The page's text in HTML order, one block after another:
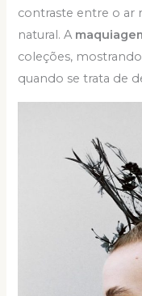
contraste entre o ar
natural. A
coleções,
quando se trata de